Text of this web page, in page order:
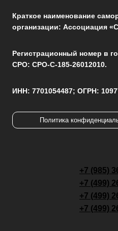
ПОДЪЕЗД
1
Краткое наименование
организации: Ассоциация
Регистрационный номер в
СРО: СРО-С-185-26012010.
ИНН: 7701054487; ОГРН:
Политика
+7 (985)
+7 (499)
+7 (499)
+7 (499)